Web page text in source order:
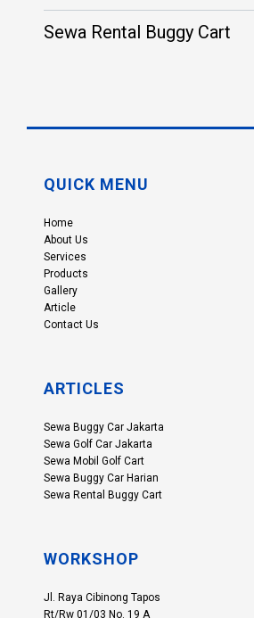
Sewa Rental Buggy Cart
QUICK MENU
Home
About Us
Services
Products
Gallery
Article
Contact Us
ARTICLES
Sewa Buggy Car Jakarta
Sewa Golf Car Jakarta
Sewa Mobil Golf Cart
Sewa Buggy Car Harian
Sewa Rental Buggy Cart
WORKSHOP
Jl. Raya Cibinong Tapos
Rt/Rw 01/03 No. 19 A